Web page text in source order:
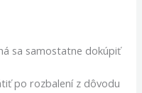
sa samostatne dokúpiť
po rozbalení z dôvodu